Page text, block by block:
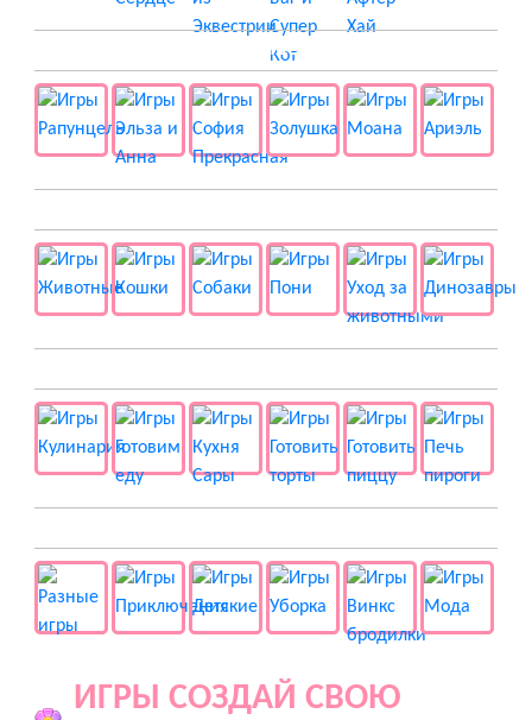
👸 Принцессы
ИГРЫ СОЗДАЙ СВОЮ